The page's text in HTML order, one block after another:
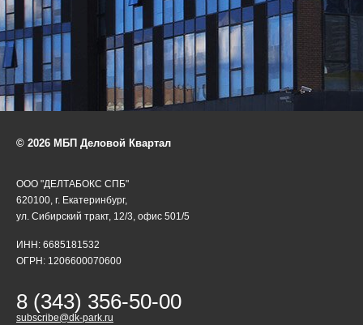
© 2026 МБП Деловой Квартал
ООО "ДЕЛТАБОКС СПБ"
620100, г. Екатеринбург,
ул. Сибирский тракт, 12/3, офис 501/5
ИНН: 6685181532
ОГРН: 1206600070600
8 (343) 356-50-00
subscribe@dk-park.ru